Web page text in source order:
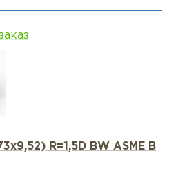
R=1,5D BW ASME B